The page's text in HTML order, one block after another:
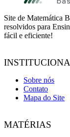
Site de Matemática
resolvidos para
fácil e eficiente!
Sobre nós
Contato
Mapa do Site
MATÉRIAS